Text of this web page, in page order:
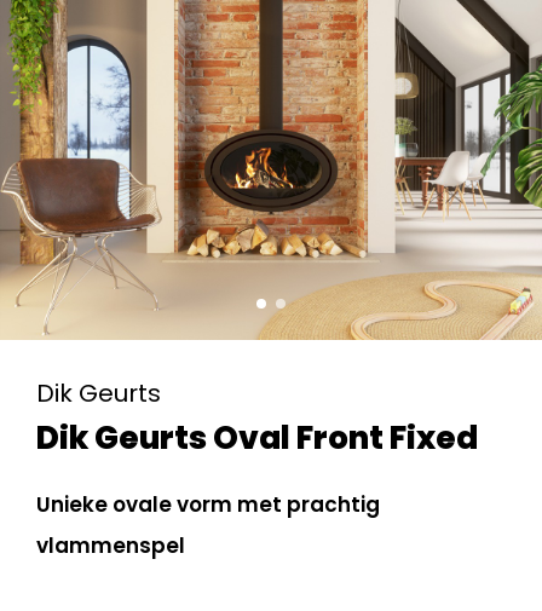
Dik Geurts
Dik Geurts Oval Front Fixed
Unieke ovale vorm met prachtig
vlammenspel